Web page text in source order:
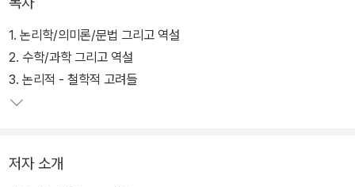
1. 논리학/의미론/문법 그리고 역설
2. 수학/과학 그리고 역설
3. 논리적 - 철학적 고려들
저자 소개